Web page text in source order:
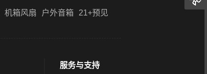
机箱风扇 户外音箱 21+预见
服务与支持